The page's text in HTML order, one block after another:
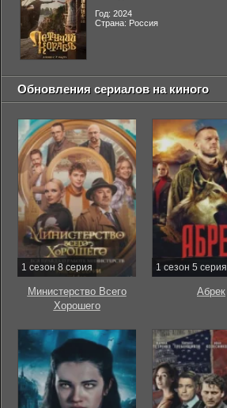
Год: 2024
Страна: Россия
Обновления сериалов на киного
1 сезон 8 серия
Министерство Всего
Хорошего
1 сезон 5 серия
Абрек